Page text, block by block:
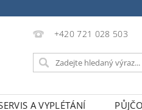
+420 721 028 503
A VYPLÉTÁNÍ